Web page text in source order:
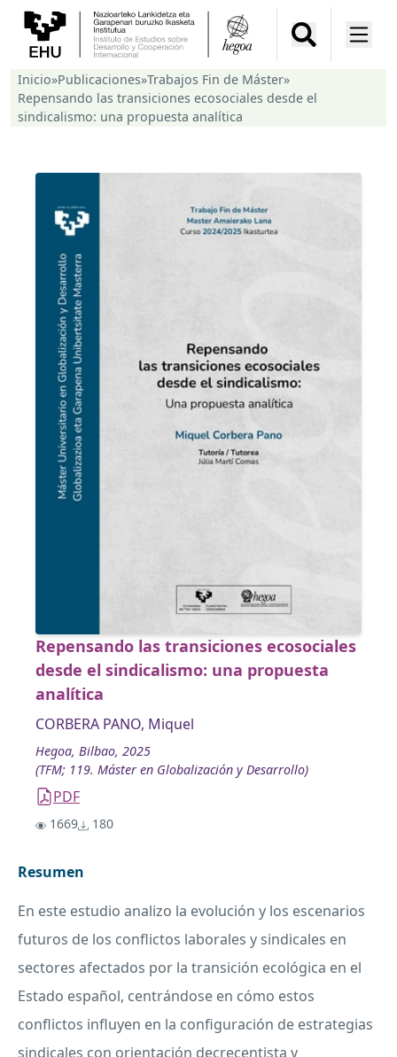
Inicio»Publicaciones»Trabajos Fin de Máster»
Repensando las transiciones ecosociales desde el
sindicalismo: una propuesta analítica
Repensando las transiciones ecosociales
desde el sindicalismo: una propuesta
analítica
CORBERA PANO, Miquel
Hegoa, Bilbao, 2025
(TFM; 119. Máster en Globalización y Desarrollo)
PDF
1669 180
Resumen
En este estudio analizo la evolución y los escenarios
futuros de los conflictos laborales y sindicales en
sectores afectados por la transición ecológica en el
Estado español, centrándose en cómo estos
conflictos influyen en la configuración de estrategias
sindicales con orientación decrecentista y